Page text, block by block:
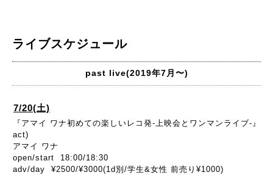
ライブスケジュール
past live(2019年7月〜)
7/20(土)
『アマイ ワナ初めての楽しいレコ発-上映会とワンマンライブ-』
act)
アマイ ワナ
open/start 18:00/18:30
adv/day ¥2500/¥3000(1d別/学生&女性 前売り¥1000)